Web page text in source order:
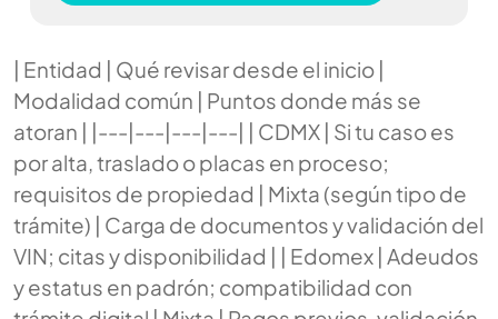
| Entidad | Qué revisar desde el inicio |
Modalidad común | Puntos donde más se
atoran | |---|---|---|---| | CDMX | Si tu caso es
por alta, traslado o placas en proceso;
requisitos de propiedad | Mixta (según tipo de
trámite) | Carga de documentos y validación del
VIN; citas y disponibilidad | | Edomex | Adeudos
y estatus en padrón; compatibilidad con